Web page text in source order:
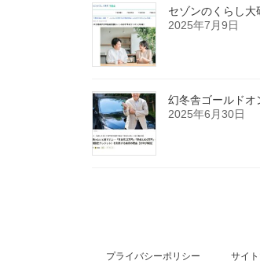
セゾンのくらし
2025年7月9日
幻冬舎ゴールドオ
2025年6月30日
プライバシーポリシー サイ